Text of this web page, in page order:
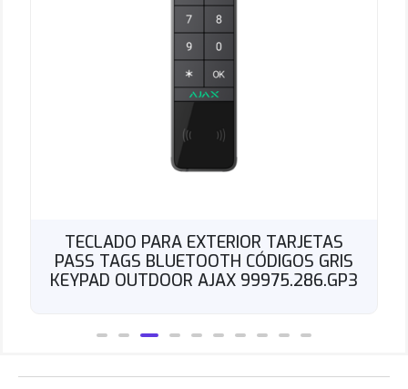
PARA EXTERIOR TARJETAS
TAGS BLUETOOTH CÓDIGOS GRIS
OUTDOOR AJAX 99975.286.GP3